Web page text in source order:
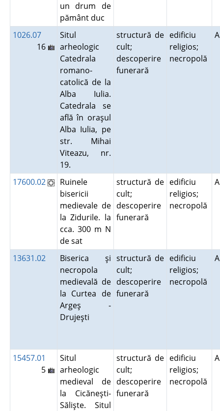
un drum de
pământ duc
1026.07
16
Situl
arheologic
Catedrala
romano-
catolică de la
Alba Iulia.
Catedrala se
află în oraşul
Alba Iulia, pe
str. Mihai
Viteazu, nr.
19.
structură de
cult;
descoperire
funerară
edificiu
religios;
necropolă
17600.02
Ruinele
bisericii
medievale de
la Zidurile. la
cca. 300 m N
de sat
structură de
cult;
descoperire
funerară
edificiu
religios;
necropolă
13631.02
Biserica şi
necropola
medievală de
la Curtea de
Argeş -
Drujeşti
structură de
cult;
descoperire
funerară
edificiu
religios;
necropolă
15457.01
5
Situl
arheologic
medieval de
la Cicăneşti-
Sălişte. Situl
structură de
cult;
descoperire
funerară
edificiu
religios;
necropolă